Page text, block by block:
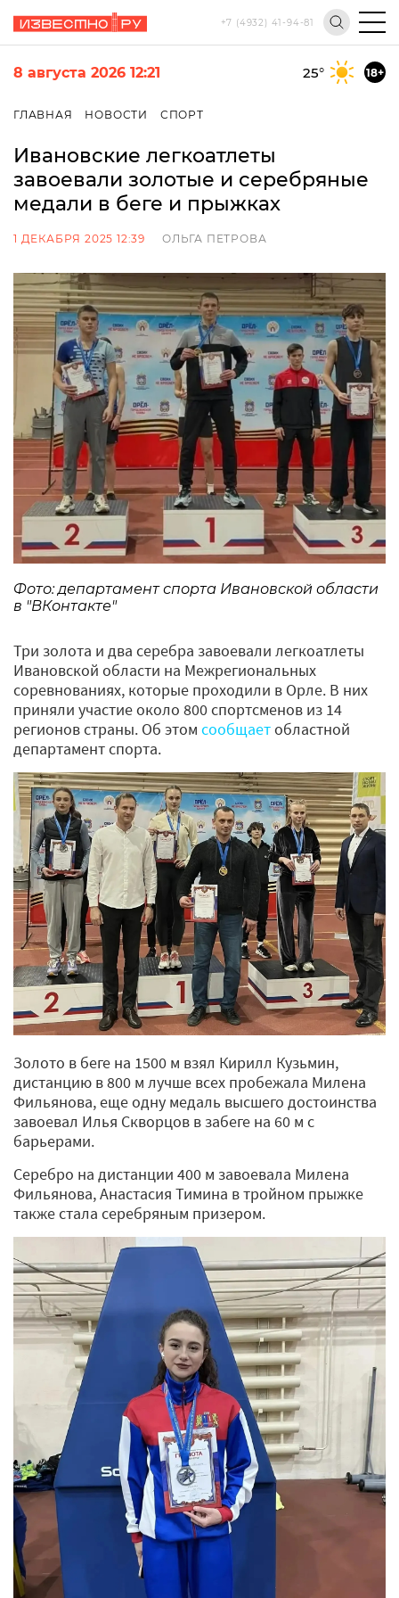
+7 (4932) 41-94-81
8 августа 2026 12:21 25° 18+
ГЛАВНАЯ НОВОСТИ СПОРТ
Ивановские легкоатлеты
завоевали золотые и серебряные
медали в беге и прыжках
1 ДЕКАБРЯ 2025 12:39 ОЛЬГА ПЕТРОВА
Фото: департамент спорта Ивановской области
в "ВКонтакте"
Три золота и два серебра завоевали легкоатлеты
Ивановской области на Межрегиональных
соревнованиях, которые проходили в Орле. В них
приняли участие около 800 спортсменов из 14
регионов страны. Об этом сообщаетобластной
департамент спорта.
Золото в беге на 1500 м взял Кирилл Кузьмин,
дистанцию в 800 м лучше всех пробежала Милена
Фильянова, еще одну медаль высшего достоинства
завоевал Илья Скворцов в забеге на 60 м с
барьерами.
Серебро на дистанции 400 м завоевала Милена
Фильянова, Анастасия Тимина в тройном прыжке
также стала серебряным призером.